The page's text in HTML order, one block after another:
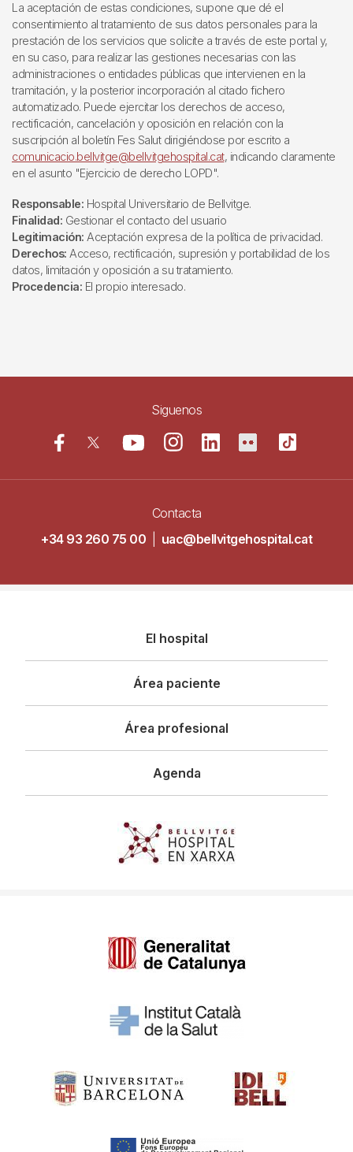
La aceptación de estas condiciones, supone que dé el
consentimiento al tratamiento de sus datos personales para la
prestación de los servicios que solicite a través de este portal y,
en su caso, para realizar las gestiones necesarias con las
administraciones o entidades públicas que intervienen en la
tramitación, y la posterior incorporación al citado fichero
automatizado. Puede ejercitar los derechos de acceso,
rectificación, cancelación y oposición en relación con la
suscripción al boletín Fes Salut dirigiéndose por escrito a
comunicacio.bellvitge@bellvitgehospital.cat, indicando claramente
en el asunto "Ejercicio de derecho LOPD".
Responsable: Hospital Universitario de Bellvitge.
Finalidad: Gestionar el contacto del usuario
Legitimación: Aceptación expresa de la política de privacidad.
Derechos: Acceso, rectificación, supresión y portabilidad de los
datos, limitación y oposición a su tratamiento.
Procedencia: El propio interesado.
Siguenos
Contacta
+34 93 260 75 00
uac@bellvitgehospital.cat
principal
El hospital
Área paciente
Área profesional
Agenda